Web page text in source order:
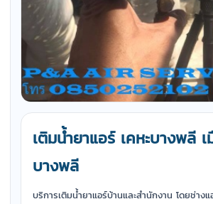
เติมน้ำยาแอร์ เคหะบางพลี เ
บางพลี
บริการเติมน้ำยาแอร์บ้านและสำนักงาน โดยช่าง